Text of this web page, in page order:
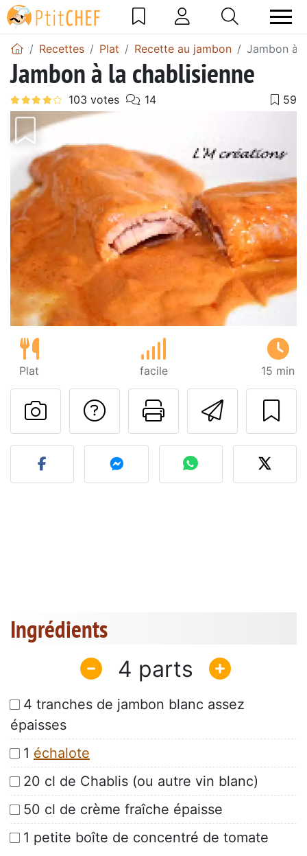
Recettes Plat Recette au jambon Jambon à
Jambon à la chablisienne
Plat facile 15 min
Imprimer
Poser une
Publier votre photo de
Ingrédients
4
4 tranches de jambon blanc assez
épaisses
1 échalote
20 cl de Chablis (ou autre vin blanc)
50 cl de crème fraîche épaisse
1 petite boîte de concentré de tomate